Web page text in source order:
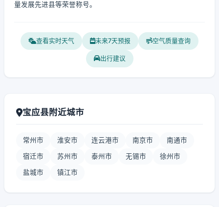
量发展先进县等荣誉称号。
查看实时天气 未来7天预报 空气质量查询
出行建议
宝应县附近城市
常州市 淮安市 连云港市 南京市 南通市
宿迁市 苏州市 泰州市 无锡市 徐州市
盐城市 镇江市